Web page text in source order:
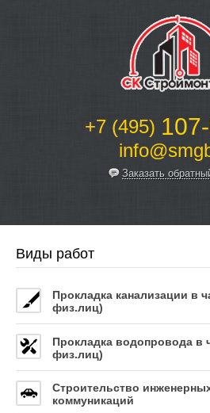
+7 (495)
Заказать
О нас
Наши работы
Услуги
Оборудование
Статьи
Виды работ
Прокладка канализации в
физ.лиц)
Прокладка водопровода в
физ.лиц)
Строительство
коммуникаций